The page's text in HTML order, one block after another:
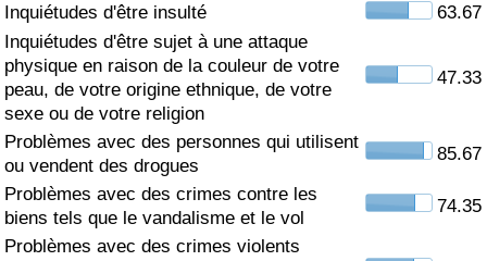
Inquiétudes d'être insulté
63.67
Inquiétudes d'être sujet à une attaque
physique en raison de la couleur de votre
peau, de votre origine ethnique, de votre
sexe ou de votre religion
47.33
Problèmes avec des personnes qui utilisent
ou vendent des drogues
85.67
Problèmes avec des crimes contre les
biens tels que le vandalisme et le vol
74.35
Problèmes avec des crimes violents
Indice des soins de santé par Pays
Pollution
Indice de Pollution (Actuel)
Indice de pollution
Indice de Pollution par Pays